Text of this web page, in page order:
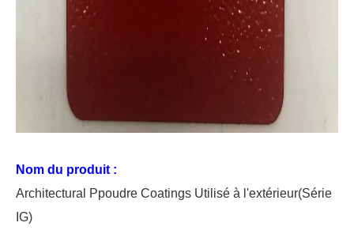
Nom du produit :
Architectural
Ppoudre Coatings Utilisé à l'extérieur(Série
IG)